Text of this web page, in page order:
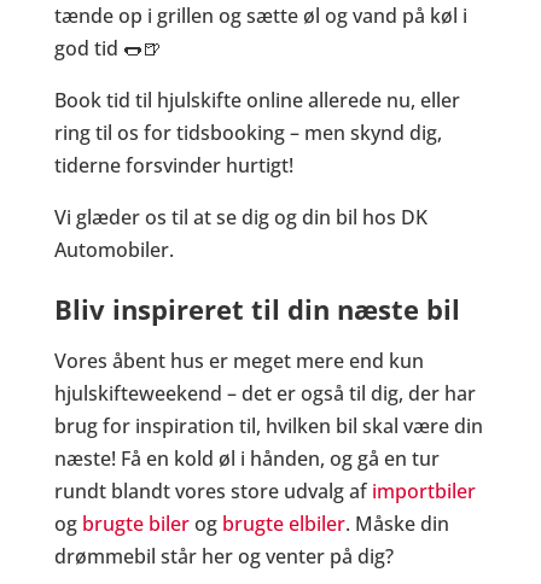
tænde op i grillen og sætte øl og vand på køl i
god tid 🌭🍺
Book tid til hjulskifte online allerede nu, eller
ring til os for tidsbooking – men skynd dig,
tiderne forsvinder hurtigt!
Vi glæder os til at se dig og din bil hos DK
Automobiler.
Bliv inspireret til din næste bil
Vores åbent hus er meget mere end kun
hjulskifteweekend – det er også til dig, der har
brug for inspiration til, hvilken bil skal være din
næste! Få en kold øl i hånden, og gå en tur
rundt blandt vores store udvalg afimportbiler
og brugte bilerog brugte elbiler. Måske din
drømmebil står her og venter på dig?